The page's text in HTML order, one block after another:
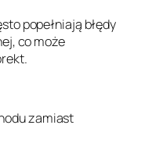
popełniają błędy
co może
zamiast